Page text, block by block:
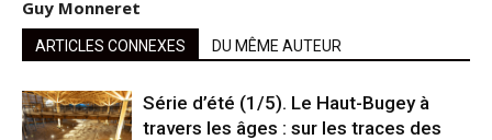
Guy Monneret
ARTICLES CONNEXES DU MÊME AUTEUR
Série d’été (1/5). Le Haut-Bugey à
travers les âges : sur les traces des